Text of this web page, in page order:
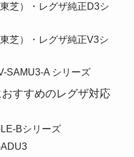
芝）・レグザ純正D3シ
芝）・レグザ純正V3シ
SAMU3-A シリーズ
すすめのレグザ対応
Bシリーズ